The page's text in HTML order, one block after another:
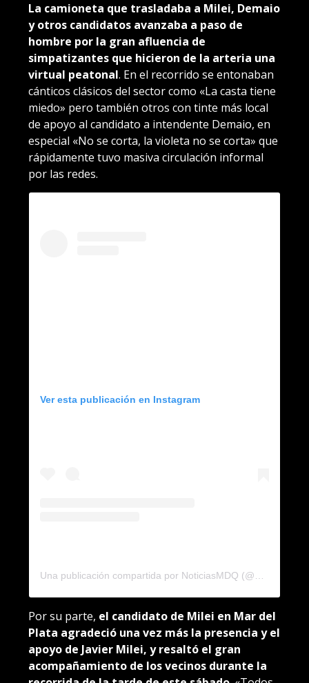
La camioneta que trasladaba a Milei, Demaio
y otros candidatos avanzaba a paso de
hombre por la gran afluencia de
simpatizantes que hicieron de la arteria una
virtual peatonal. En el recorrido se entonaban
cánticos clásicos del sector como «La casta tiene
miedo» pero también otros con tinte más local
de apoyo al candidato a intendente Demaio, en
especial «No se corta, la violeta no se corta» que
rápidamente tuvo masiva circulación informal
por las redes.
Ver esta publicación en Instagram
Por su parte, el candidato de Milei en Mar del
Plata agradeció una vez más la presencia y el
apoyo de Javier Milei, y resaltó el gran
acompañamiento de los vecinos durante la